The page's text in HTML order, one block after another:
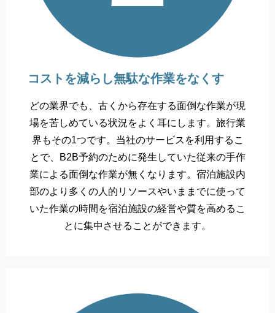
コストを減らし無駄な作業をなくす
どの業界でも、古くから存在する面倒な作業が現
場を苦しめている状況をよく耳にします。旅行業
界もその1つです。当社のサービスを利用するこ
とで、B2B予約のために発生していた従来の手作
業による面倒な作業が無くなります。宿泊施設内
部のより多くの人的リソースやいままでに使って
いた作業の時間を宿泊施設の経営や質を高めるこ
とに集中させることができます。